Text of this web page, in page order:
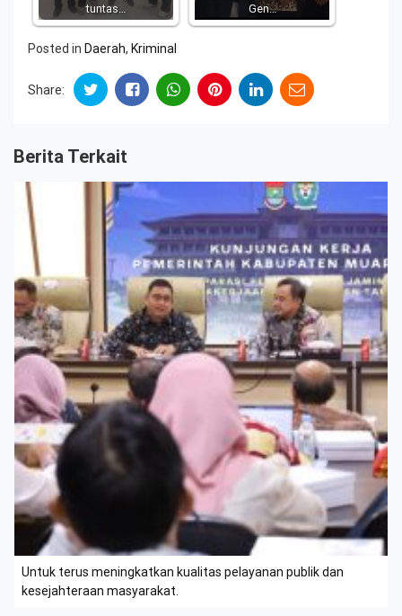
tuntas…
Gen…
Posted in Daerah, Kriminal
Share:
Berita Terkait
Untuk terus meningkatkan kualitas pelayanan publik dan
kesejahteraan masyarakat.